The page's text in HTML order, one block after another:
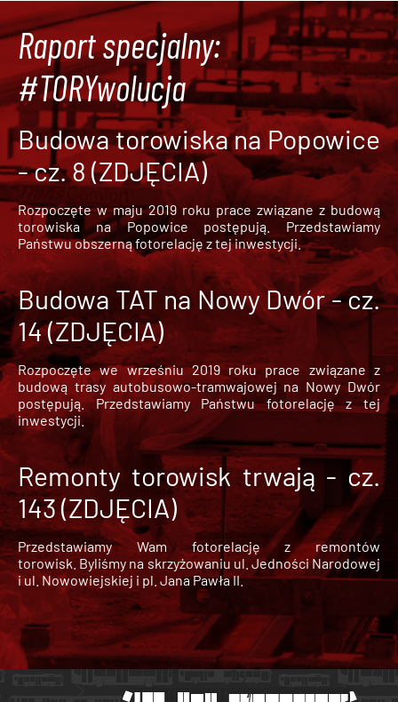
Raport specjalny:
#TORYwolucja
Budowa torowiska na Popowice
- cz. 8 (ZDJĘCIA)
Rozpoczęte w maju 2019 roku prace związane z budową
torowiska na Popowice
postępują. Przedstawiamy
Państwu obszerną fotorelację z tej inwestycji.
Budowa TAT na Nowy Dwór - cz.
14 (ZDJĘCIA)
Rozpoczęte we wrześniu 2019 roku prace związane z
budową trasy autobusowo-tramwajowej na Nowy Dwór
postępują. Przedstawiamy Państwu fotorelację z tej
inwestycji.
Remonty torowisk trwają - cz.
143 (ZDJĘCIA)
Przedstawiamy Wam fotorelację z remontów
torowisk. Byliśmy na skrzyżowaniu ul. Jedności Narodowej
i ul. Nowowiejskiej i pl. Jana Pawła II.